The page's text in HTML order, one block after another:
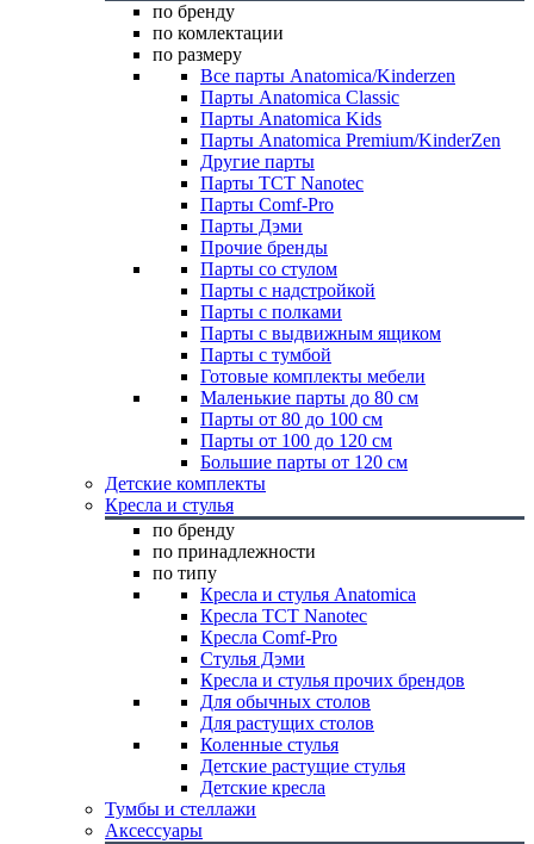
по бренду
по комлектации
по размеру
Все парты Anatomica/Kinderzen
Парты Anatomica Classic
Парты Anatomica Kids
Парты Anatomica Premium/KinderZen
Другие парты
Парты TCT Nanotec
Парты Comf-Pro
Парты Дэми
Прочие бренды
Парты со стулом
Парты с надстройкой
Парты с полками
Парты с выдвижным ящиком
Парты с тумбой
Готовые комплекты мебели
Маленькие парты до 80 см
Парты от 80 до 100 см
Парты от 100 до 120 см
Большие парты от 120 см
Детские комплекты
Кресла и стулья
по бренду
по принадлежности
по типу
Кресла и стулья Anatomica
Кресла TCT Nanotec
Кресла Comf-Pro
Стулья Дэми
Кресла и стулья прочих брендов
Для обычных столов
Для растущих столов
Коленные стулья
Детские растущие стулья
Детские кресла
Тумбы и стеллажи
Аксессуары